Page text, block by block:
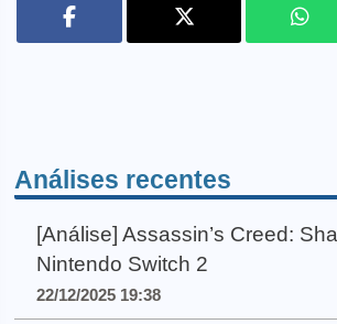
Análises recentes
[Análise] Assassin’s Creed:
Nintendo Switch 2
22/12/2025 19:38